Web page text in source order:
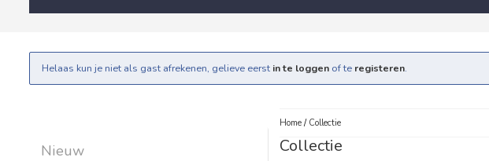
Helaas kun je niet als gast afrekenen, gelieve eerst in te loggen of te registeren.
Nieuw
Home/ Collectie
Collectie